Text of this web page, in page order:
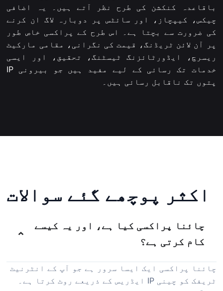
باقاعدہ کنکشن کی طرح نظر آتے ہیں۔ یہ اضافی
چیکس، کیپچاز، اور سائٹس پر دوبارہ لاگ ان کرنے
کی ضرورت سے بچتا ہے۔ اس طرح کے پراکسی خاص طور
پر آن لائن ٹریڈنگ، قیمت کی نگرانی، مقامی مارکیٹ
ریسرچ، ایڈورٹائزنگ ٹیسٹنگ، تحقیق، اور ایسی
خدمات تک رسائی کے لیے مفید ہیں جو بیرونی IP
پتوں تک ناقابل رسائی ہیں۔
اکثر پوچھے گئے سوالات
چائنا پراکسی کیا ہے، اور یہ کیسے
کام کرتی ہے؟
چائنا پراکسی ایک ایسا سرور ہے جو آپ کے انٹرنیٹ
ٹریفک کو چینی IP ایڈریس کے ذریعے روٹ کرتا ہے۔